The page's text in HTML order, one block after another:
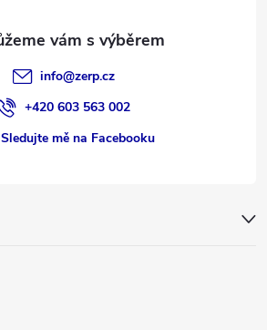
info@zerp.cz
+420 603 563 002
Sledujte mě na Facebooku